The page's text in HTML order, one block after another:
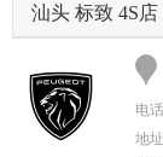
汕头 标致 4S店
电
地址